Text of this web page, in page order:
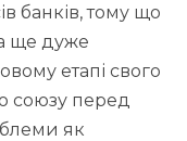
банків, тому що
ще дуже
етапі свого
союзу перед
як